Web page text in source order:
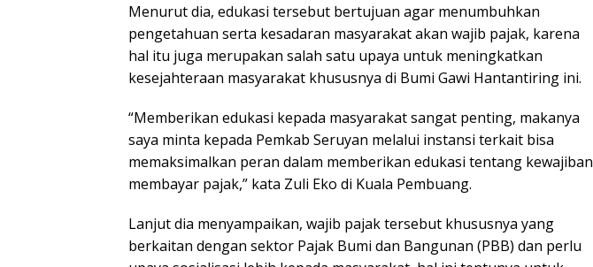
Menurut dia, edukasi tersebut bertujuan agar menumbuhkan
pengetahuan serta kesadaran masyarakat akan wajib pajak, karena
hal itu juga merupakan salah satu upaya untuk meningkatkan
kesejahteraan masyarakat khususnya di Bumi Gawi Hantantiring ini.
“Memberikan edukasi kepada masyarakat sangat penting, makanya
saya minta kepada Pemkab Seruyan melalui instansi terkait bisa
memaksimalkan peran dalam memberikan edukasi tentang kewajiban
membayar pajak,” kata Zuli Eko di Kuala Pembuang.
Lanjut dia menyampaikan, wajib pajak tersebut khususnya yang
berkaitan dengan sektor Pajak Bumi dan Bangunan (PBB) dan perlu